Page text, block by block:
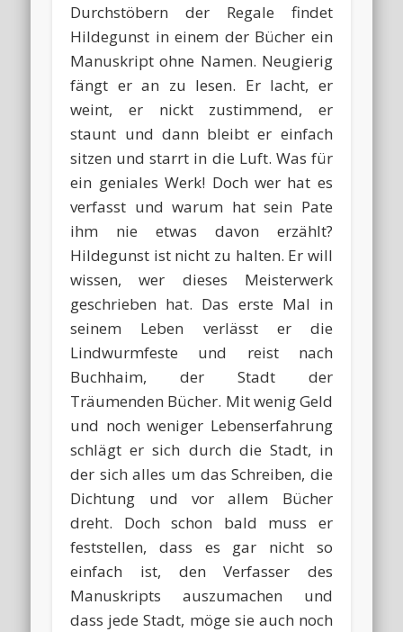
Durchstöbern der Regale findet
Hildegunst in einem der Bücher ein
Manuskript ohne Namen. Neugierig
fängt er an zu lesen. Er lacht, er
weint, er nickt zustimmend, er
staunt und dann bleibt er einfach
sitzen und starrt in die Luft. Was für
ein geniales Werk! Doch wer hat es
verfasst und warum hat sein Pate
ihm nie etwas davon erzählt?
Hildegunst ist nicht zu halten. Er will
wissen, wer dieses Meisterwerk
geschrieben hat. Das erste Mal in
seinem Leben verlässt er die
Lindwurmfeste und reist nach
Buchhaim, der Stadt der
Träumenden Bücher. Mit wenig Geld
und noch weniger Lebenserfahrung
schlägt er sich durch die Stadt, in
der sich alles um das Schreiben, die
Dichtung und vor allem Bücher
dreht. Doch schon bald muss er
feststellen, dass es gar nicht so
einfach ist, den Verfasser des
Manuskripts auszumachen und
dass jede Stadt, möge sie auch noch